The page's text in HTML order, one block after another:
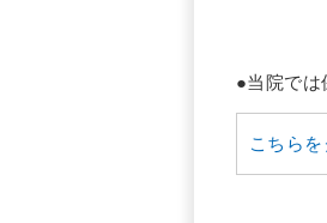
●当院では
こちら